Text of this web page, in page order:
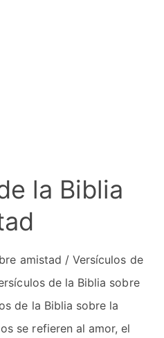
la Biblia
amistad / Versículos de
de la Biblia sobre
de la Biblia sobre la
se refieren al amor, el